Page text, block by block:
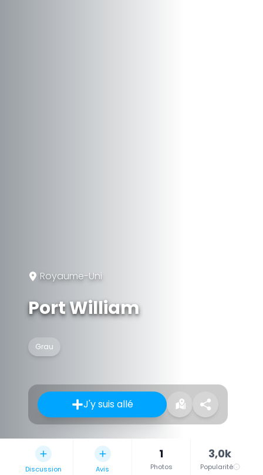
Royaume-Uni
Port William
Grau
J'y suis allé
Discussion Avis
1
Photos
3,0k
Popularité